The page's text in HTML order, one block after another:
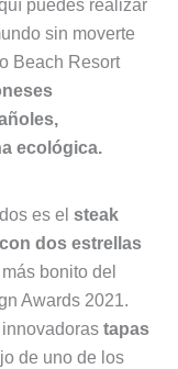
puedes realizar
sin moverte
Beach Resort
ecológica.
es el steak
dos estrellas
bonito del
Awards 2021.
tapas
de uno de los